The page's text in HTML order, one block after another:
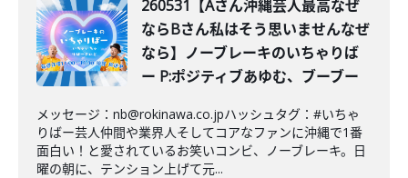
260531【Aさん沖縄芸人最高なぜ
ならBさん私はそう思いませんなぜ
なら】ノーブレーキのいちゃりば
ー P:ポジティブあゆむ、ブーブー
メッセージ：nb@rokinawa.co.jpハッシュタグ：#いちゃ
りばー芸人仲間や業界人そしてコアなファンに沖縄で1番
面白い！と愛されているお笑いコンビ、ノーブレーキ。日
曜の朝に、テンション上げて元...